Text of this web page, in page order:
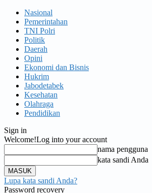
Nasional
Pemerintahan
TNI Polri
Politik
Daerah
Opini
Ekonomi dan Bisnis
Hukrim
Jabodetabek
Kesehatan
Olahraga
Pendidikan
Sign in
Welcome!Log into your account
nama pengguna
kata sandi Anda
Lupa kata sandi Anda?
Password recovery